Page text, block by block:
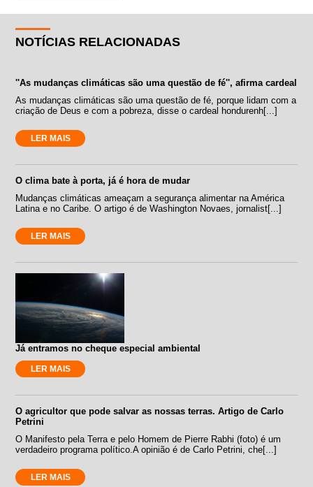
NOTÍCIAS RELACIONADAS
''As mudanças climáticas são uma questão de fé'', afirma cardeal
As mudanças climáticas são uma questão de fé, porque lidam com a
criação de Deus e com a pobreza, disse o cardeal hondurenh[...]
LER MAIS
O clima bate à porta, já é hora de mudar
Mudanças climáticas ameaçam a segurança alimentar na América
Latina e no Caribe. O artigo é de Washington Novaes, jornalist[...]
LER MAIS
Já entramos no cheque especial ambiental
LER MAIS
O agricultor que pode salvar as nossas terras. Artigo de Carlo
Petrini
O Manifesto pela Terra e pelo Homem de Pierre Rabhi (foto) é um
verdadeiro programa político.A opinião é de Carlo Petrini, che[...]
LER MAIS